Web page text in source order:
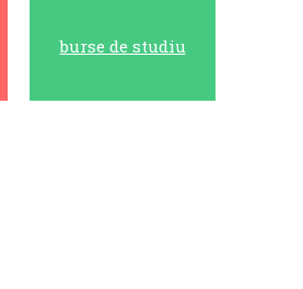
burse de studiu